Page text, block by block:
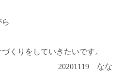
くりをしていきたいです。
20201119 なな